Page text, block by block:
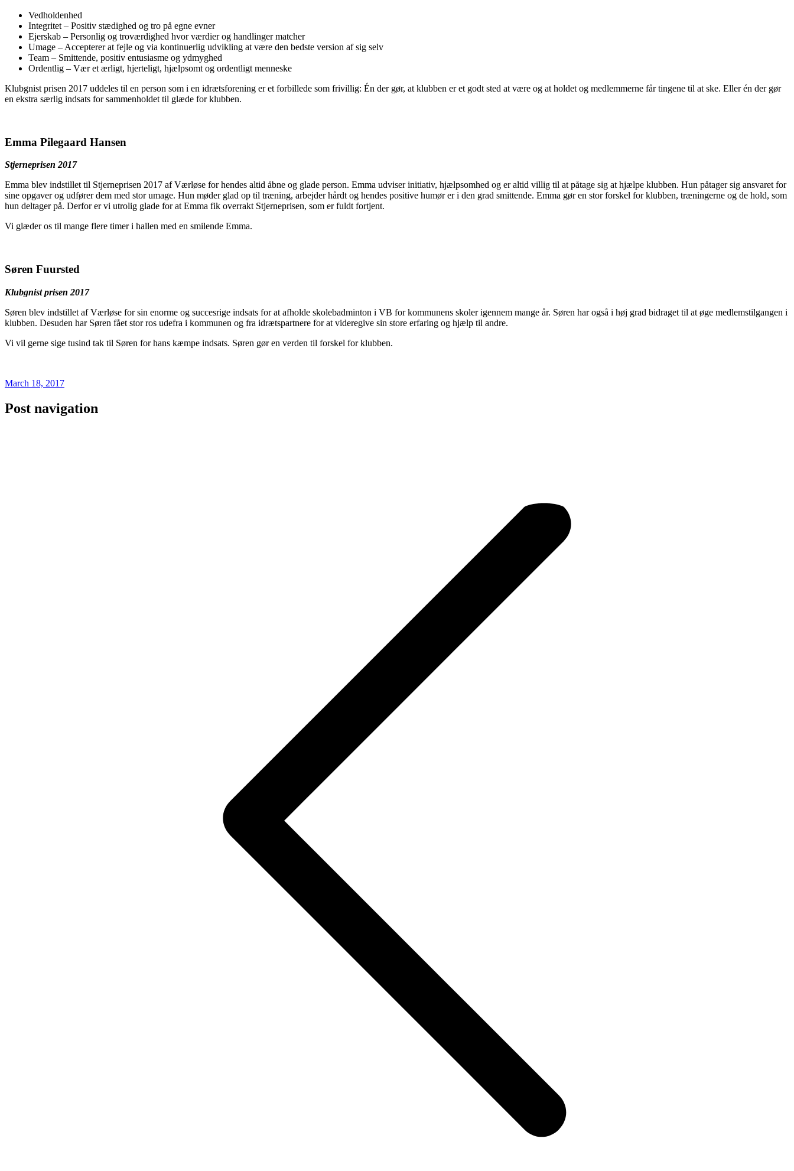
Vedholdenhed
Integritet – Positiv stædighed og tro på egne evner
Ejerskab – Personlig og troværdighed hvor værdier og handlinger matcher
Umage – Accepterer at fejle og via kontinuerlig udvikling at være den bedste version af sig selv
Team – Smittende, positiv entusiasme og ydmyghed
Ordentlig – Vær et ærligt, hjerteligt, hjælpsomt og ordentligt menneske
Klubgnist prisen 2017 uddeles til en person som i en idrætsforening er et forbillede som frivillig: Én der gør, at klubben er et godt sted at være og at holdet og medlemmerne får tingene til at ske. Eller én der gør
en ekstra særlig indsats for sammenholdet til glæde for klubben.
Emma Pilegaard Hansen
Stjerneprisen 2017
Emma blev indstillet til Stjerneprisen 2017 af Værløse for hendes altid åbne og glade person. Emma udviser initiativ, hjælpsomhed og er altid villig til at påtage sig at hjælpe klubben. Hun påtager sig ansvaret for
sine opgaver og udfører dem med stor umage. Hun møder glad op til træning, arbejder hårdt og hendes positive humør er i den grad smittende. Emma gør en stor forskel for klubben, træningerne og de hold, som
hun deltager på. Derfor er vi utrolig glade for at Emma fik overrakt Stjerneprisen, som er fuldt fortjent.
Vi glæder os til mange flere timer i hallen med en smilende Emma.
Søren Fuursted
Klubgnist prisen 2017
Søren blev indstillet af Værløse for sin enorme og succesrige indsats for at afholde skolebadminton i VB for kommunens skoler igennem mange år. Søren har også i høj grad bidraget til at øge medlemstilgangen i
klubben. Desuden har Søren fået stor ros udefra i kommunen og fra idrætspartnere for at videregive sin store erfaring og hjælp til andre.
Vi vil gerne sige tusind tak til Søren for hans kæmpe indsats. Søren gør en verden til forskel for klubben.
March 18, 2017
Post navigation